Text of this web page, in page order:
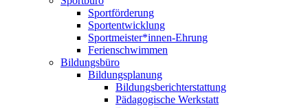
Sportförderung
Sportentwicklung
Sportmeister*innen-Ehrung
Ferienschwimmen
Bildungsbüro
Bildungsplanung
Bildungsberichterstattung
Pädagogische Werkstatt